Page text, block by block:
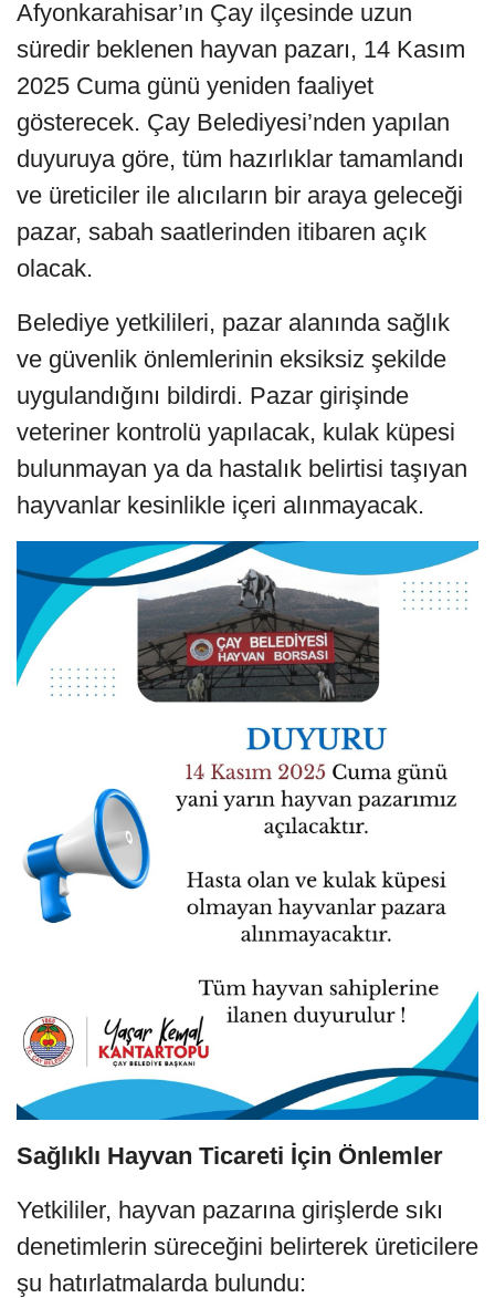
Afyonkarahisar’ın Çay ilçesinde uzun
süredir beklenen hayvan pazarı, 14 Kasım
2025 Cuma günü yeniden faaliyet
gösterecek. Çay Belediyesi’nden yapılan
duyuruya göre, tüm hazırlıklar tamamlandı
ve üreticiler ile alıcıların bir araya geleceği
pazar, sabah saatlerinden itibaren açık
olacak.
Belediye yetkilileri, pazar alanında sağlık
ve güvenlik önlemlerinin eksiksiz şekilde
uygulandığını bildirdi. Pazar girişinde
veteriner kontrolü yapılacak, kulak küpesi
bulunmayan ya da hastalık belirtisi taşıyan
hayvanlar kesinlikle içeri alınmayacak.
Sağlıklı Hayvan Ticareti İçin Önlemler
Yetkililer, hayvan pazarına girişlerde sıkı
denetimlerin süreceğini belirterek üreticilere
şu hatırlatmalarda bulundu: